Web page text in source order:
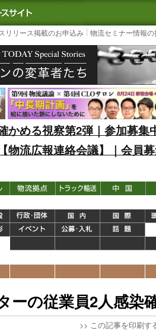
国内最大の物流ニュースサイト
3PL, SCMなど
リリース掲載のお申込み 物流セミナー情報
かめる視察第2弾｜参加募集
物流広報連絡会議】｜会員
ーの従業員2人感染
>> この記事を印刷す